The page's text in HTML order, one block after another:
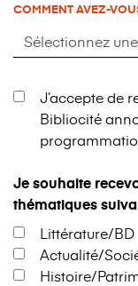
COMMENT AVEZ-
J’accepte de
Bibliocité
Je souhaite
thématiques
Littérature/BD
Actualité/
Histoire/